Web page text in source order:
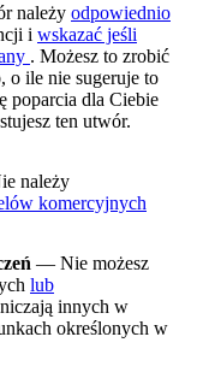
należy odpowiednio
i wskazać jeśli
. Możesz to zrobić
o ile nie sugeruje to
poparcia dla Ciebie
ten utwór.
należy
komercyjnych
— Nie możesz
lub
innych w
określonych w